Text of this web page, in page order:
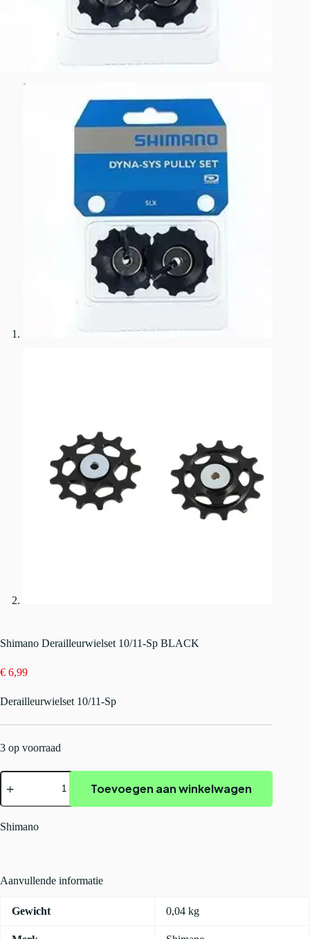
Shimano Derailleurwielset 10/11-Sp BLACK
€ 6,99
Derailleurwielset 10/11-Sp
3 op voorraad
Shimano
Derailleurwielset
BLACK
Toevoegen aan winkelwagen
Shimano
Aanvullende informatie
Gewicht 0,04 kg